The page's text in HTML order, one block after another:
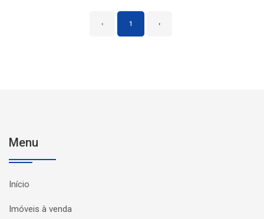
‹ 1 ›
Menu
Início
Imóveis à venda